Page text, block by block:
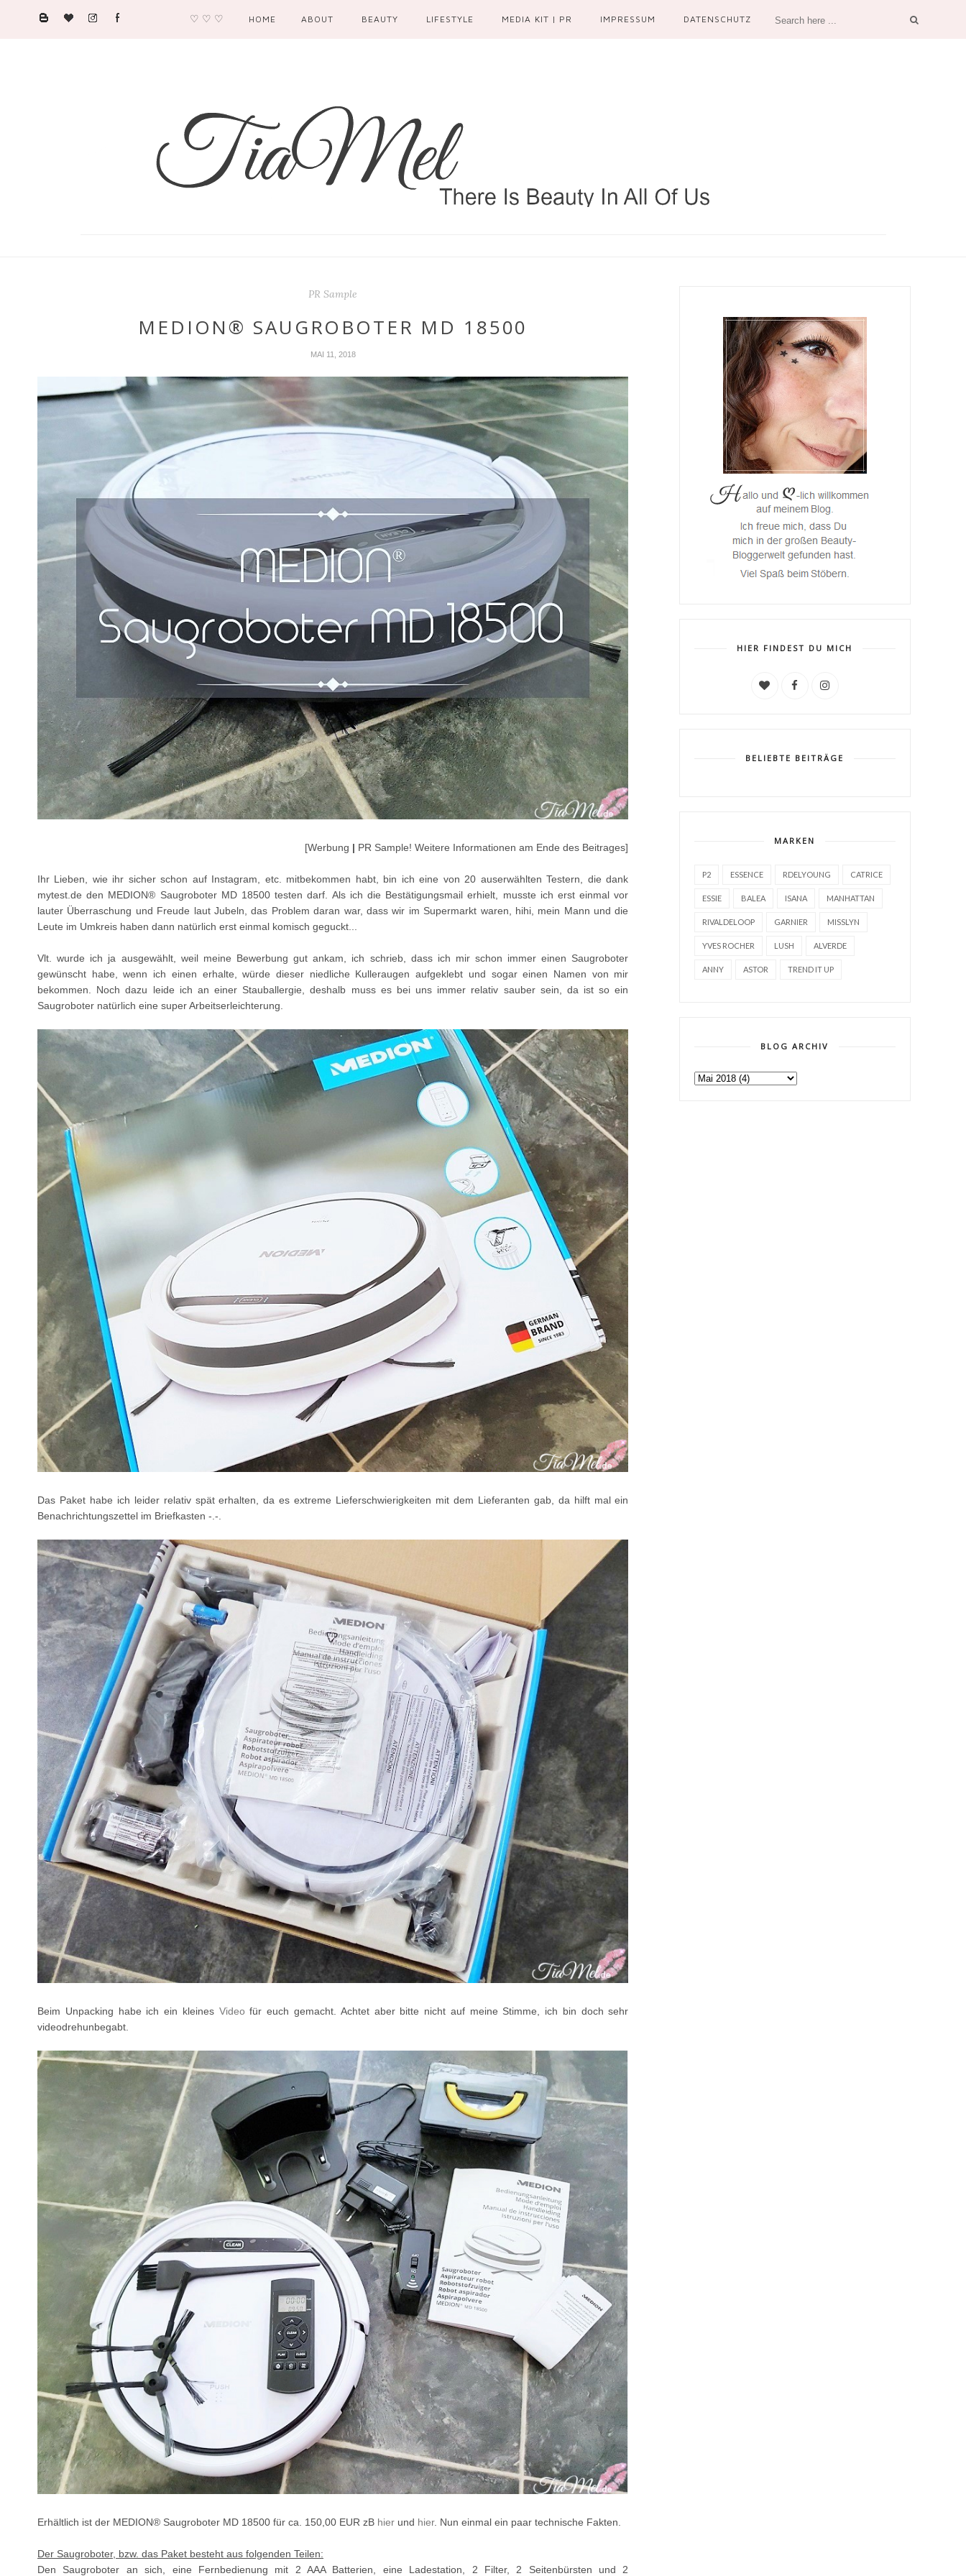
♡ ♡ ♡ HOME ABOUT BEAUTY LIFESTYLE MEDIA KIT | PR IMPRESSUM DATENSCHUTZ
PR Sample
MEDION® SAUGROBOTER MD 18500
MAI 11, 2018
[Werbung | PR Sample! Weitere Informationen am Ende des Beitrages]
Ihr Lieben, wie ihr sicher schon auf Instagram, etc. mitbekommen habt, bin ich eine von 20 auserwählten Testern, die dank
mytest.de den MEDION® Saugroboter MD 18500 testen darf. Als ich die Bestätigungsmail erhielt, musste ich erst einmal vor
lauter Überraschung und Freude laut Jubeln, das Problem daran war, dass wir im Supermarkt waren, hihi, mein Mann und die
Leute im Umkreis haben dann natürlich erst einmal komisch geguckt...
Vlt. wurde ich ja ausgewählt, weil meine Bewerbung gut ankam, ich schrieb, dass ich mir schon immer einen Saugroboter
gewünscht habe, wenn ich einen erhalte, würde dieser niedliche Kulleraugen aufgeklebt und sogar einen Namen von mir
bekommen. Noch dazu leide ich an einer Stauballergie, deshalb muss es bei uns immer relativ sauber sein, da ist so ein
Saugroboter natürlich eine super Arbeitserleichterung.
Das Paket habe ich leider relativ spät erhalten, da es extreme Lieferschwierigkeiten mit dem Lieferanten gab, da hilft mal ein
Benachrichtungszettel im Briefkasten -.-.
Beim Unpacking habe ich ein kleines Video für euch gemacht. Achtet aber bitte nicht auf meine Stimme, ich bin doch sehr
videodrehunbegabt.
Erhältlich ist der MEDION® Saugroboter MD 18500 für ca. 150,00 EUR zB hier und hier. Nun einmal ein paar technische Fakten.
Der Saugroboter, bzw. das Paket besteht aus folgenden Teilen:
Den Saugroboter an sich, eine Fernbedienung mit 2 AAA Batterien, eine Ladestation, 2 Filter, 2 Seitenbürsten und 2
HIER FINDEST DU MICH
BELIEBTE BEITRÄGE
MARKEN
P2 ESSENCE RDELYOUNG CATRICE
ESSIE BALEA ISANA MANHATTAN
RIVALDELOOP GARNIER MISSLYN
YVES ROCHER LUSH ALVERDE
ANNY ASTOR TREND IT UP
BLOG ARCHIV